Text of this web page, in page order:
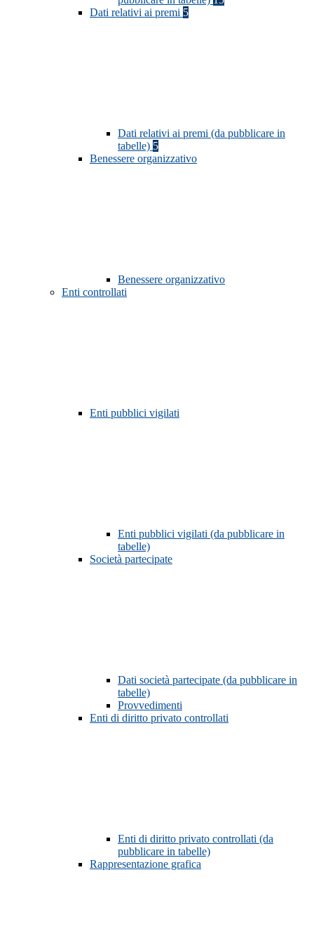
Dati relativi ai premi 5
Dati relativi ai premi (da pubblicare in
tabelle) 5
Benessere organizzativo
Benessere organizzativo
Enti controllati
Enti pubblici vigilati
Enti pubblici vigilati (da pubblicare in
tabelle)
Società partecipate
Dati società partecipate (da pubblicare in
tabelle)
Provvedimenti
Enti di diritto privato controllati
Enti di diritto privato controllati (da
pubblicare in tabelle)
Rappresentazione grafica